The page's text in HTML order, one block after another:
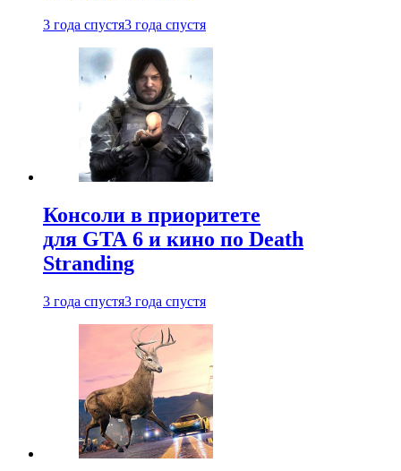
3 года спустя3 года спустя
Консоли в приоритете
для GTA 6 и кино по Death
Stranding
3 года спустя3 года спустя